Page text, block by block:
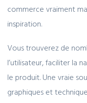
commerce vraiment
inspiration.
Vous trouverez de
l’utilisateur, faciliter la
le produit. Une vraie
graphiques et